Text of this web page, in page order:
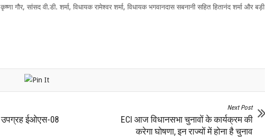
गौर, सांसद वी.डी. शर्मा, विधायक रामेश्वर शर्मा, विधायक भगवानदास सबनानी सहित हितानंद शर्मा और बड़ी
उपग्रह ईओएस-08
Next Post
ECI आज विधानसभा चुनावों के कार्यक्रम की
करेगा घोषणा, इन राज्यों में होना है चुनाव